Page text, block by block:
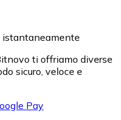
istantaneamente
ti offriamo diverse
sicuro, veloce e
Pay